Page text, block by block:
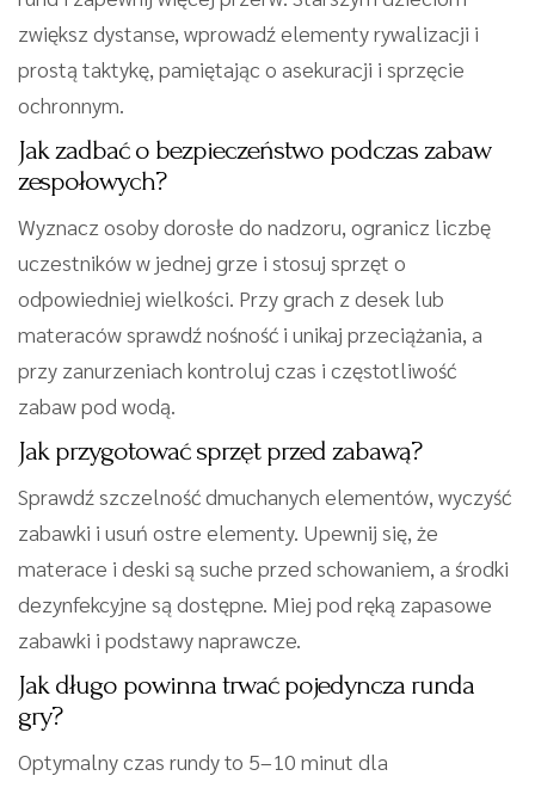
zwiększ dystanse, wprowadź elementy rywalizacji i
prostą taktykę, pamiętając o asekuracji i sprzęcie
ochronnym.
Jak zadbać o bezpieczeństwo podczas zabaw
zespołowych?
Wyznacz osoby dorosłe do nadzoru, ogranicz liczbę
uczestników w jednej grze i stosuj sprzęt o
odpowiedniej wielkości. Przy grach z desek lub
materaców sprawdź nośność i unikaj przeciążania, a
przy zanurzeniach kontroluj czas i częstotliwość
zabaw pod wodą.
Jak przygotować sprzęt przed zabawą?
Sprawdź szczelność dmuchanych elementów, wyczyść
zabawki i usuń ostre elementy. Upewnij się, że
materace i deski są suche przed schowaniem, a środki
dezynfekcyjne są dostępne. Miej pod ręką zapasowe
zabawki i podstawy naprawcze.
Jak długo powinna trwać pojedyncza runda
gry?
Optymalny czas rundy to 5–10 minut dla